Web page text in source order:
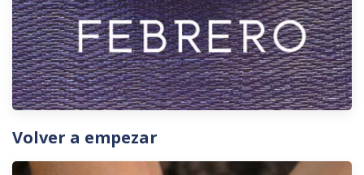
Volver a empezar